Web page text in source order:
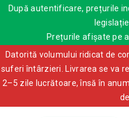
După autentificare, prețurile
Prețurile afișate pe
Datorită volumului ridicat de
suferi întârzieri. Livrarea se va
2–5 zile lucrătoare, însă în